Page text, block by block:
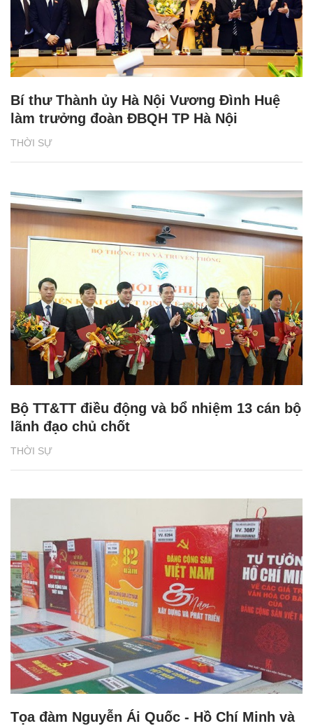
THỜI SỰ
Bí thư Thành ủy Hà Nội Vương Đình Huệ
làm trưởng đoàn ĐBQH TP Hà Nội
THỜI SỰ
Bộ TT&TT điều động và bổ nhiệm 13 cán bộ
lãnh đạo chủ chốt
Tọa đàm Nguyễn Ái Quốc - Hồ Chí Minh và